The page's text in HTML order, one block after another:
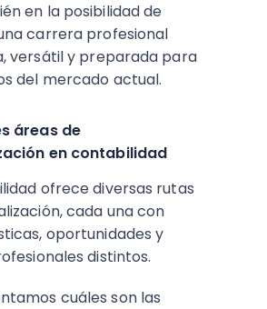
en la posibilidad de
carrera profesional
versátil y preparada para
del mercado actual.
áreas de
en contabilidad
ofrece diversas rutas
cada una con
oportunidades y
distintos.
cuáles son las